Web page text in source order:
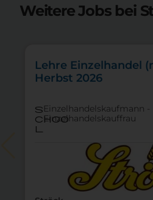
Weitere Jobs bei
Lehre Einzelhandel
Herbst 2026
s
choo
l
Einzelhandelskaufmann -
Einzelhandelskauffrau